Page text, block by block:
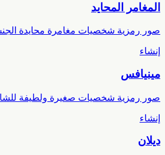
المغامر المحايد
صور رمزية شخصيات مغامرة محايدة
إنشاء
مينيافس
صور رمزية شخصيات صغيرة ولطيفة
إنشاء
ديلان